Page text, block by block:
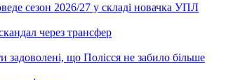
сезон 2026/27 у складі новачка УПЛ
через трансфер
що Полісся не забило більше